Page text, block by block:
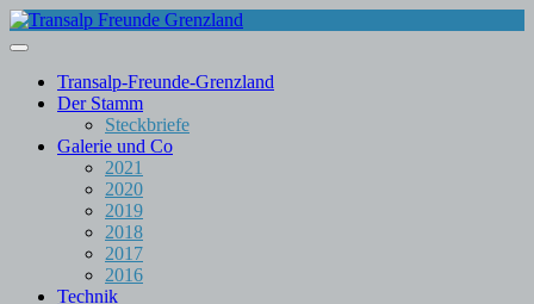
Skip
to
Transalp-Freunde-Grenzland
Der Stamm
Steckbriefe
Galerie und Co
2021
2020
2019
2018
2017
2016
Technik